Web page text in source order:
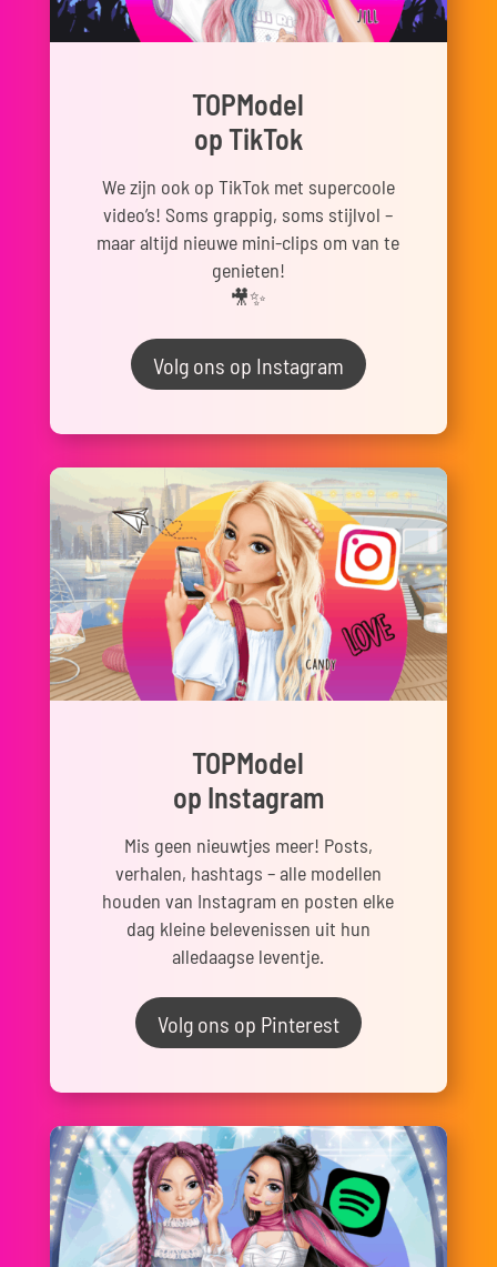
TOPModel
op TikTok
We zijn ook op TikTok met supercoole
video’s! Soms grappig, soms stijlvol –
maar altijd nieuwe mini-clips om van te
genieten!
🎥✨
Volg ons op Instagram
TOPModel
op Instagram
Mis geen nieuwtjes meer! Posts,
verhalen, hashtags – alle modellen
houden van Instagram en posten elke
dag kleine belevenissen uit hun
alledaagse leventje.
Volg ons op Pinterest